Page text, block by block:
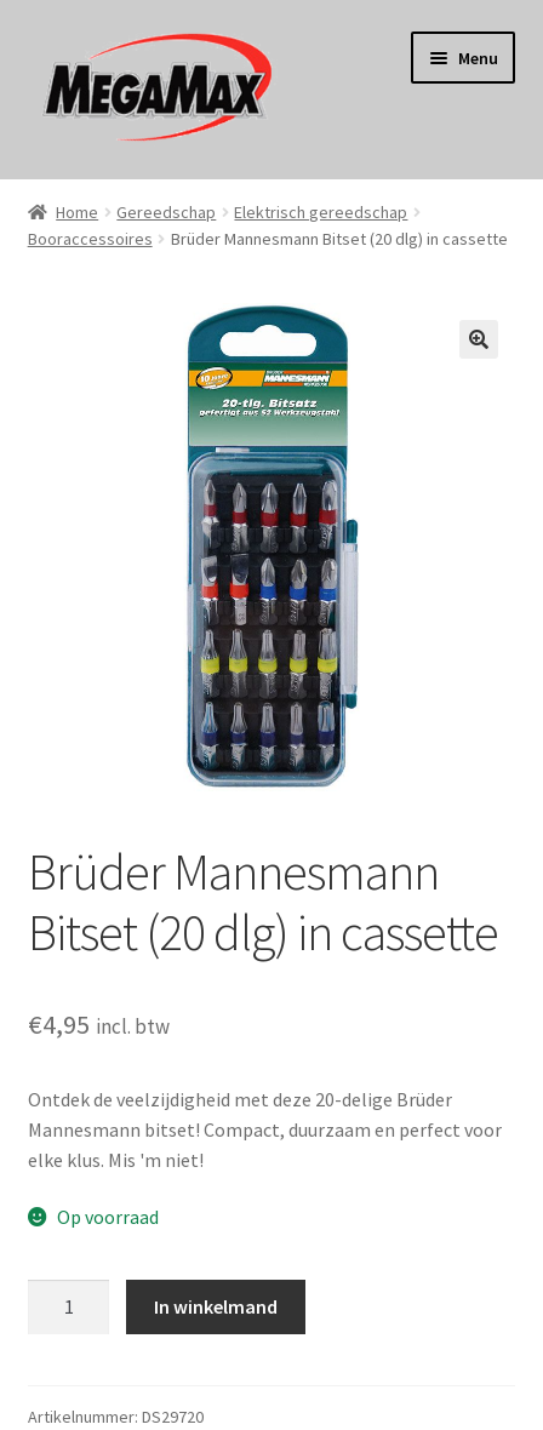
door
naar
naar
de
Menu
Home
KERST
Persoonlijke Verzorging
Sport
Home Gereedschap
Elektrisch gereedschap
Booraccessoires
Brüder Mannesmann Bitset (20 dlg) in cassette
Brüder Mannesmann
Bitset (20 dlg) in cassette
€4,95 incl. btw
Ontdek de veelzijdigheid met deze 20-delige Brüder
Mannesmann bitset! Compact, duurzaam en perfect voor
elke klus. Mis 'm niet!
Op voorraad
dlg)
In winkelmand
Artikelnummer: DS29720